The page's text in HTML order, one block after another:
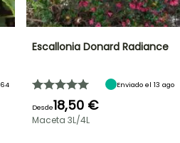
64
Escallonia Donard Radiance
Enviado el 13 ago
Desde18,50 €
Maceta 3L/4L